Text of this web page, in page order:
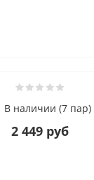
В наличии (7 пар)
2 449 руб